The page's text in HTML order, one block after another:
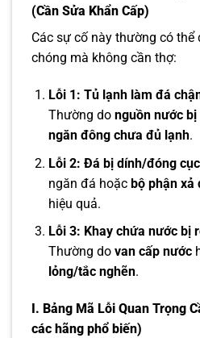
(Cần Sửa Khẩn Cấp)
Các sự cố này thường có
chóng mà không cần thợ:
Lỗi 1: Tủ lạnh làm đá
Thường do nguồn nước bị
ngăn đông chưa đủ lạnh.
Lỗi 2: Đá bị dính/đóng
ngăn đá hoặc bộ phận xả
hiệu quả.
Lỗi 3: Khay chứa nước bị
Thường do van cấp nước
lỏng/tắc nghẽn.
I. Bảng Mã Lỗi Quan Trọng
các hãng phổ biến)